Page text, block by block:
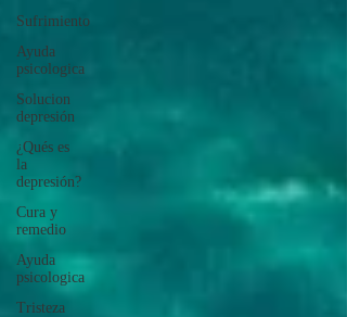
Sufrimiento
Ayuda
psicologica
Solucion
depresión
¿Qués es
la
depresión?
Cura y
remedio
Ayuda
psicologica
Tristeza